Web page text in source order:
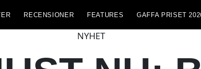
RECENSIONER FEATURES GAFFA PRISET
NYHET